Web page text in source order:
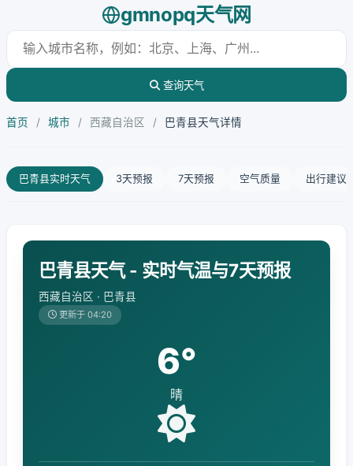
gmnopq天气网
查询天气
首页 / 城市 / 西藏自治区 / 巴青县天气详情
巴青县实时天气 3天预报 7天预报 空气质量 出行建议
巴青县天气 - 实时气温与7天预报
西藏自治区 · 巴青县
更新于 04:20
6°
晴